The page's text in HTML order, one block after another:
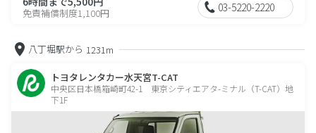
免責補償制度1,100円 03-5220-2220
八丁堀駅から 1231m
トヨタレンタカー水天宮T-CAT
中央区日本橋箱崎町42-1 東京シティエアタ-ミナル（T-CAT）地
下1F